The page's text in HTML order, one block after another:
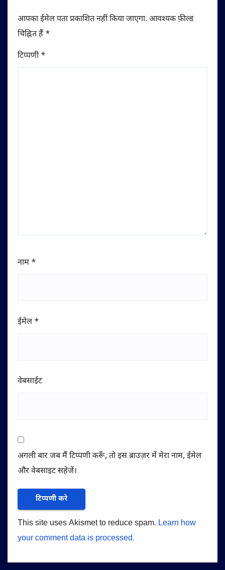
आपका ईमेल पता प्रकाशित नहीं किया जाएगा. आवश्यक फ़ील्ड
चिह्नित हैं *
टिप्पणी*
नाम *
ईमेल *
वेबसाईट
अगली बार जब मैं टिप्पणी करूँ, तो इस ब्राउज़र में मेरा नाम, ईमेल
और वेबसाइट सहेजें।
This site uses Akismet to reduce spam. Learn how
your comment data is processed.